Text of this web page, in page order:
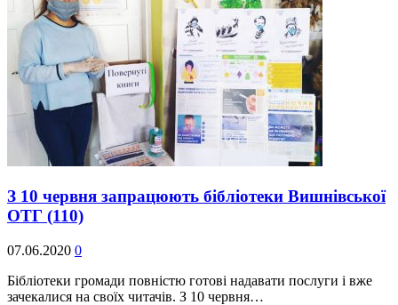
З 10 червня запрацюють бібліотеки Вишнівської
ОТГ (110)
07.06.2020 0
Бібліотеки громади повністю готові надавати послуги і вже
зачекалися на своїх читачів. З 10 червня…